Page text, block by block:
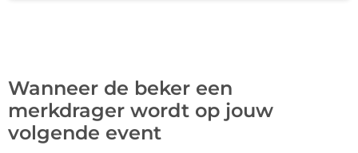
Wanneer de beker een
merkdrager wordt op jouw
volgende event